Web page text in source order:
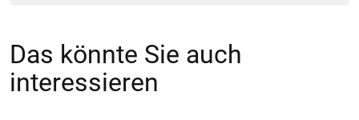
Das könnte Sie auch
interessieren